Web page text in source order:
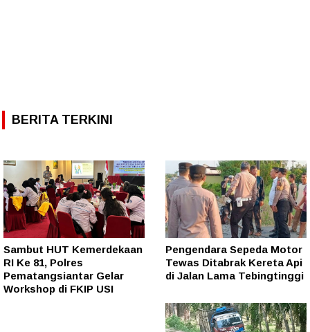
BERITA TERKINI
Sambut HUT Kemerdekaan
RI Ke 81, Polres
Pematangsiantar Gelar
Workshop di FKIP USI
Pengendara Sepeda Motor
Tewas Ditabrak Kereta Api
di Jalan Lama Tebingtinggi